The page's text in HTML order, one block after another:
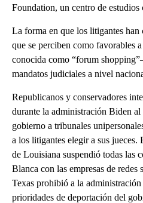
Foundation, un centro de estudios
La forma en que los litigantes han
que se perciben como favorables
conocida como “forum
mandatos judiciales a nivel
Republicanos y conservadores
durante la administración Biden
gobierno a tribunales
a los litigantes elegir a sus jueces.
de Louisiana suspendió todas las
Blanca con las empresas de
Texas prohibió a la
prioridades de deportación del